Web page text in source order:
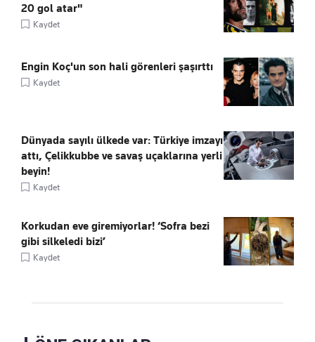
20 gol atar"
Kaydet
Engin Koç'un son hali görenleri şaşırttı
Kaydet
Dünyada sayılı ülkede var: Türkiye imzayı
attı, Çelikkubbe ve savaş uçaklarına yerli
beyin!
Kaydet
Korkudan eve giremiyorlar! ‘Sofra bezi
gibi silkeledi bizi’
Kaydet